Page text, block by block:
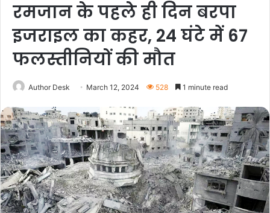
रमजान के पहले ही दिन बरपा
इजराइल का कहर, 24 घंटे में 67
फलस्तीनियों की मौत
Author Desk March 12, 2024 528 1 minute read